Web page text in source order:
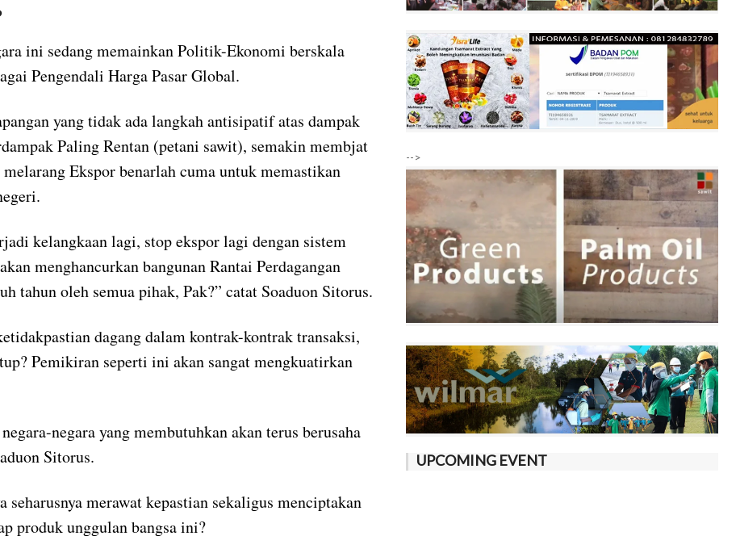
ini sedang memainkan Politik-Ekonomi berskala
Pengendali Harga Pasar Global.
yang tidak ada langkah antisipatif atas dampak
Paling Rentan (petani sawit), semakin membjat
Ekspor benarlah cuma untuk memastikan
kelangkaan lagi, stop ekspor lagi dengan sistem
menghancurkan bangunan Rantai Perdagangan
tahun oleh semua pihak, Pak?” catat Soaduon Sitorus.
dagang dalam kontrak-kontrak transaksi,
Pemikiran seperti ini akan sangat mengkuatirkan
negara yang membutuhkan akan terus berusaha
Sitorus.
seharusnya merawat kepastian sekaligus menciptakan
produk unggulan bangsa ini?
-->
UPCOMING EVENT